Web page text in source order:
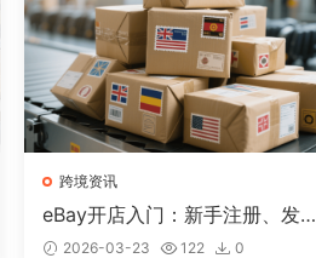
跨境资讯
eBay开店入门：新手注册、发布
产品和出单全流程
2026-03-23 122 0